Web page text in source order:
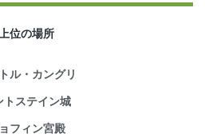
上位の場所
ル・カングリ
トステイン城
フィン宮殿